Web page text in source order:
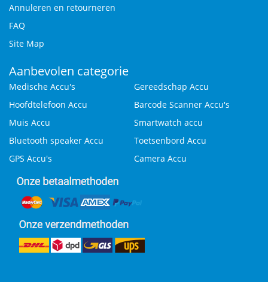
Annuleren en retourneren
FAQ
Site Map
Aanbevolen categorie
Medische Accu's
Gereedschap Accu
Hoofdtelefoon Accu
Barcode Scanner Accu's
Muis Accu
Smartwatch accu
Bluetooth speaker Accu
Toetsenbord Accu
GPS Accu's
Camera Accu